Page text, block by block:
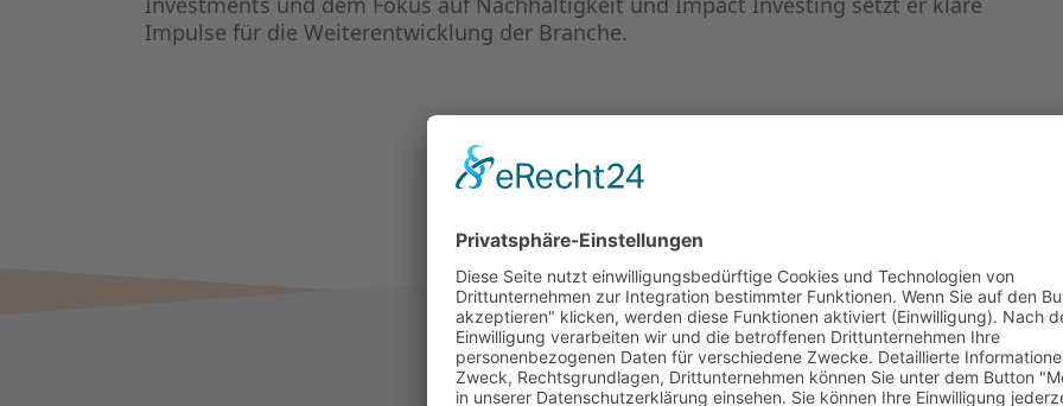
Impulse für die Weiterentwicklung der Branche.
JETZTKONTAKTAUFNEHMEN